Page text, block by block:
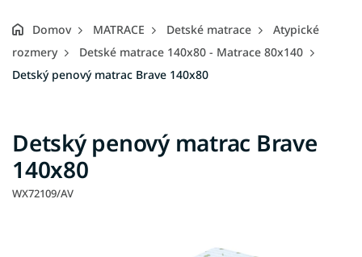
Domov MATRACE Detské matrace
Atypické
rozmery
Detské matrace 140x80 - Matrace 80x140
Detský penový matrac Brave 140x80
Detský penový matrac Brave
140x80
WX72109/AV